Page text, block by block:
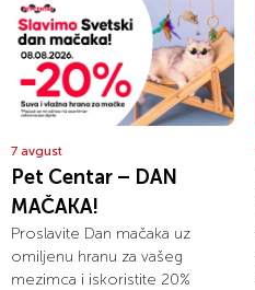
7 avgust
Pet Centar – DAN
MAČAKA!
Proslavite Dan mačaka uz
omiljenu hranu za vašeg
mezimca i iskoristite 20%